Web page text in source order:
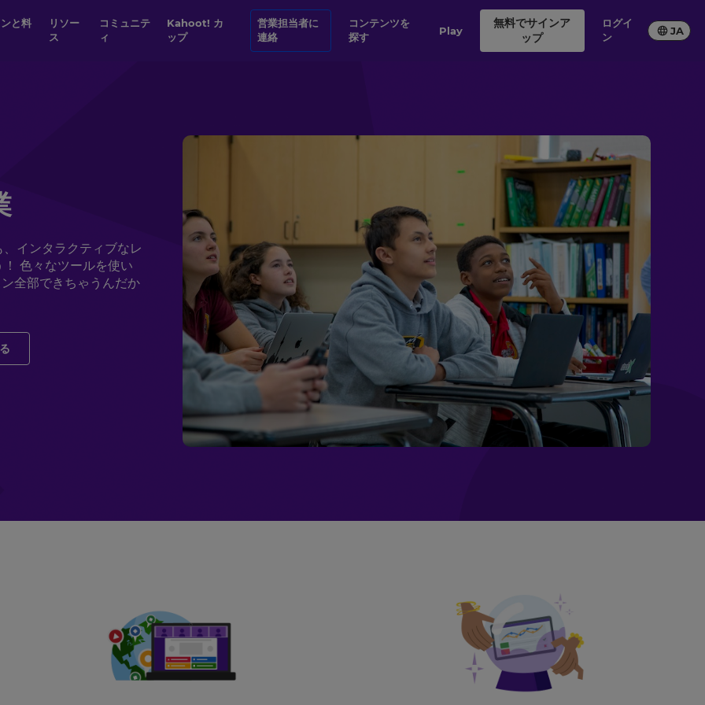
営業担当者に
連絡
コンテンツを
探す
Play
無料でサインア
ップ
ログイ
ン
JA
リソー
ス
コミュニテ
ィ
Kahoot! カ
ップ
インタラクティブなレ
色々なツールを使い
全部できちゃうんだか